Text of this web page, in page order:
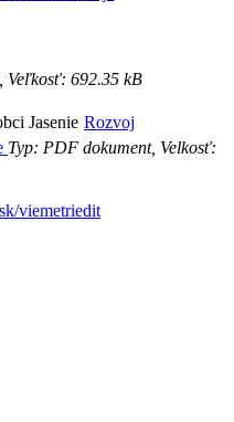
Veľkosť: 692.35 kB
Rozvoj
Typ: PDF dokument, Velkosť:
viemetriedit